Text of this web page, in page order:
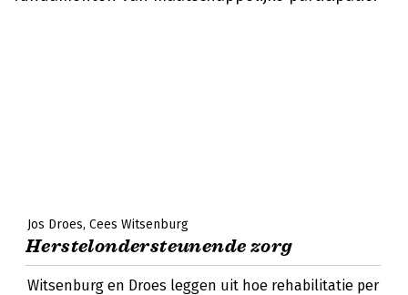
Jos Droes Cees Witsenburg
Herstelondersteunende zorg
Witsenburg en Droes leggen uit hoe rehabilitatie per